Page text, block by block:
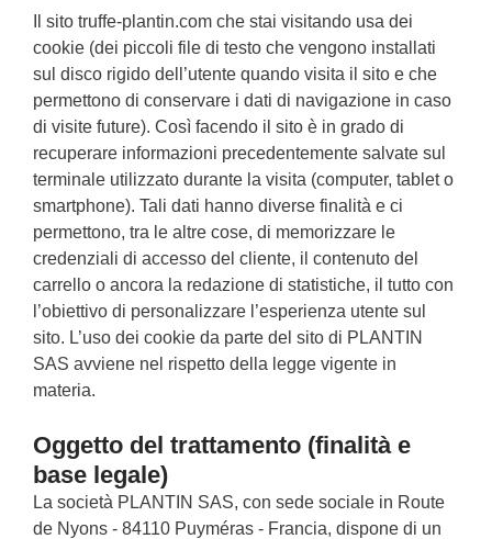
Il sito truffe-plantin.com che stai visitando usa dei
cookie (dei piccoli file di testo che vengono installati
sul disco rigido dell’utente quando visita il sito e che
permettono di conservare i dati di navigazione in caso
di visite future). Così facendo il sito è in grado di
recuperare informazioni precedentemente salvate sul
terminale utilizzato durante la visita (computer, tablet o
smartphone). Tali dati hanno diverse finalità e ci
permettono, tra le altre cose, di memorizzare le
credenziali di accesso del cliente, il contenuto del
carrello o ancora la redazione di statistiche, il tutto con
l’obiettivo di personalizzare l’esperienza utente sul
sito. L’uso dei cookie da parte del sito di PLANTIN
SAS avviene nel rispetto della legge vigente in
materia.
Oggetto del trattamento (finalità e
base legale)
La società PLANTIN SAS, con sede sociale in Route
de Nyons - 84110 Puyméras - Francia, dispone di un